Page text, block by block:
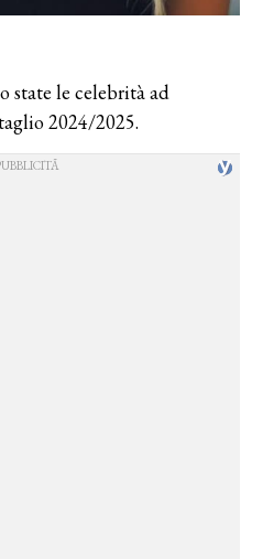
state le celebrità ad
2024/2025.